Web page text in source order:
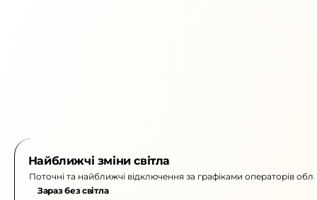
Найближчі зміни світла
Поточні та найближчі відключення за графіками операторів
Зараз без світла